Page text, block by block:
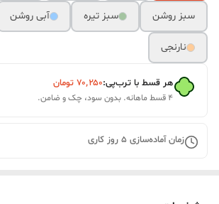
سبز روشن سبز تیره آبی روشن
نارنجی
هر قسط با ترب‌پی:۷۰٬۲۵۰ تومان
۴ قسط ماهانه. بدون سود، چک و ضامن.
زمان آماده‌سازی 5 روز کاری